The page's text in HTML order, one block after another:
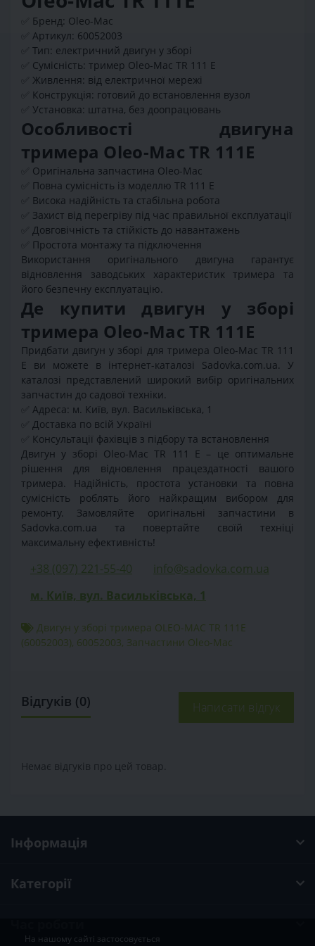
✅ Бренд: Oleo-Mac
✅ Артикул: 60052003
✅ Тип: електричний двигун у зборі
✅ Сумісність: тример Oleo-Mac TR 111 E
✅ Живлення: від електричної мережі
✅ Конструкція: готовий до встановлення вузол
✅ Установка: штатна, без доопрацювань
Особливості двигуна
тримера Oleo-Mac TR 111E
✅ Оригінальна запчастина Oleo-Mac
✅ Повна сумісність із моделлю TR 111 E
✅ Висока надійність та стабільна робота
✅ Захист від перегріву під час правильної експлуатації
✅ Довговічність та стійкість до навантажень
✅ Простота монтажу та підключення
Використання оригінального двигуна гарантує
відновлення заводських характеристик тримера та
його безпечну експлуатацію.
Де купити двигун у зборі
тримера Oleo-Mac TR 111E
Придбати двигун у зборі для тримера Oleo-Mac TR 111
E ви можете в інтернет-каталозі Sadovka.com.ua. У
каталозі представлений широкий вибір оригінальних
запчастин до садової техніки.
✅ Адреса: м. Київ, вул. Васильківська, 1
✅ Доставка по всій Україні
✅ Консультації фахівців з підбору та встановлення
Двигун у зборі Oleo-Mac TR 111 E – це оптимальне
рішення для відновлення працездатності вашого
тримера. Надійність, простота установки та повна
сумісність роблять його найкращим вибором для
ремонту. Замовляйте оригінальні запчастини в
Sadovka.com.ua та повертайте своїй техніці
максимальну ефективність!
+38 (097) 221-55-40
info@sadovka.com.ua
м. Київ, вул. Васильківська, 1
Двигун у зборі тримера OLEO-MAC TR 111E
(60052003), 60052003, Запчастини Oleo-Mac
Відгуків (0) Написати відгук
Немає відгуків про цей товар.
Інформація
Категорії
На нашому сайті застосовується